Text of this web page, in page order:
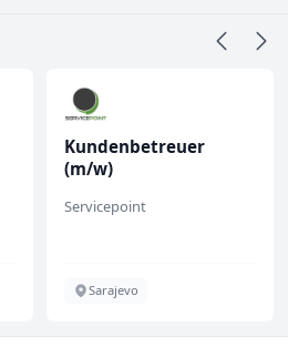
Kundenbetreuer
(m/w)
Servicepoint
Sarajevo